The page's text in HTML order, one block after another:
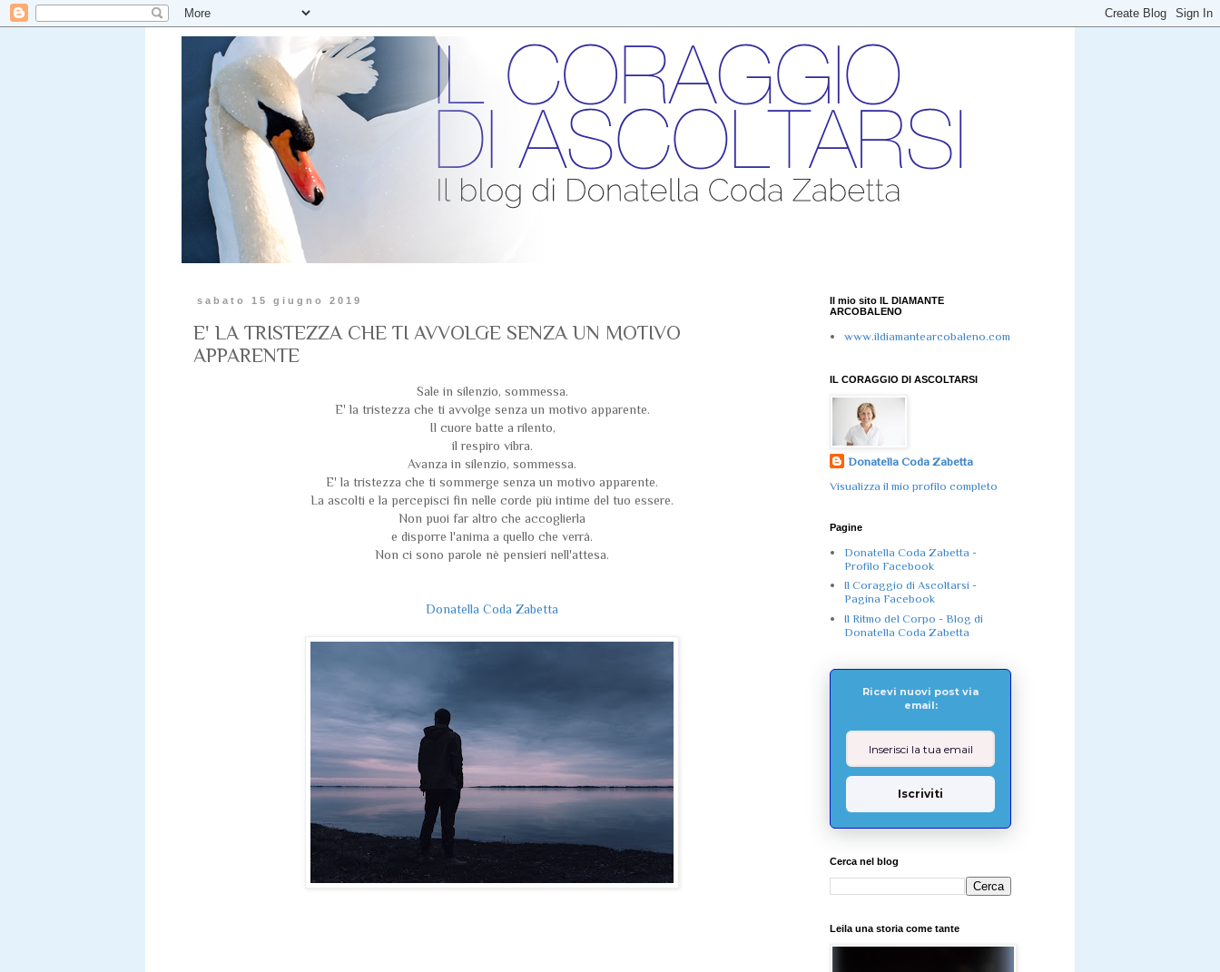
sabato 15 giugno 2019
E' LA TRISTEZZA CHE TI AVVOLGE SENZA UN MOTIVO
APPARENTE
Sale in silenzio, sommessa.
E' la tristezza che ti avvolge senza un motivo apparente.
Il cuore batte a rilento,
il respiro vibra.
Avanza in silenzio, sommessa.
E' la tristezza che ti sommerge senza un motivo apparente.
La ascolti e la percepisci fin nelle corde più intime del tuo essere.
Non puoi far altro che accoglierla
e disporre l'anima a quello che verrà.
Non ci sono parole nè pensieri nell'attesa.
Donatella Coda Zabetta
Il mio sito IL DIAMANTE
ARCOBALENO
www.ildiamantearcobaleno.com
IL CORAGGIO DI ASCOLTARSI
Donatella Coda Zabetta
Visualizza il mio profilo completo
Pagine
Donatella Coda Zabetta -
Profilo Facebook
Il Coraggio di Ascoltarsi -
Pagina Facebook
Il Ritmo del Corpo - Blog di
Donatella Coda Zabetta
Ricevi nuovi post via
email:
Iscriviti
Cerca nel blog
Leila una storia come tante